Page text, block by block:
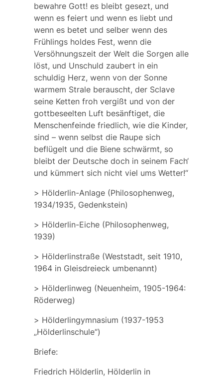
bewahre Gott! es bleibt gesezt, und
wenn es feiert und wenn es liebt und
wenn es betet und selber wenn des
Frühlings holdes Fest, wenn die
Versöhnungszeit der Welt die Sorgen alle
löst, und Unschuld zaubert in ein
schuldig Herz, wenn von der Sonne
warmem Strale berauscht, der Sclave
seine Ketten froh vergißt und von der
gottbeseelten Luft besänftiget, die
Menschenfeinde friedlich, wie die Kinder,
sind – wenn selbst die Raupe sich
beflügelt und die Biene schwärmt, so
bleibt der Deutsche doch in seinem Fach‘
und kümmert sich nicht viel ums Wetter!“
> Hölderlin-Anlage(Philosophenweg,
1934/1935, Gedenkstein)
> Hölderlin-Eiche(Philosophenweg,
1939)
> Hölderlinstraße(Weststadt, seit 1910,
1964 in Gleisdreieck umbenannt)
> Hölderlinweg (Neuenheim, 1905-1964:
Röderweg)
> Hölderlingymnasium (1937-1953
„Hölderlinschule“)
Briefe:
Friedrich Hölderlin, Hölderlin in